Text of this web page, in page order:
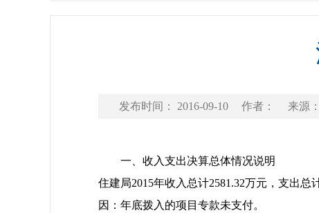
发布时间： 2016-09-10 作者： 来源：
一、收入支出决算总体情况说明
住建局2015年收入总计2581.32万元，支出总
因：年底拨入的项目专款未支付。